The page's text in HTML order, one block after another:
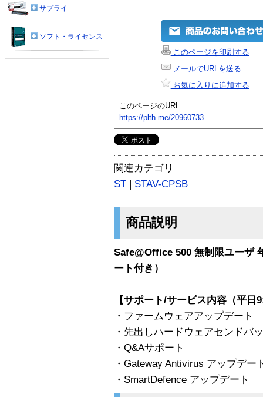
このページを印刷する
メールでURLを送る
お気に入りに追加する
このページのURL
https://plth.me/20960733
関連カテゴリ
ST | STAV-CPSB
商品説明
Safe@Office 500 無制限ユーザ
ート付き）
【サポート/サービス内容（平日
・ファームウェアアップデート
・先出しハードウェアセンドバ
・Q&Aサポート
・Gateway Antivirus アップデー
・SmartDefence アップデート
サプライ
ソフト・ライセンス